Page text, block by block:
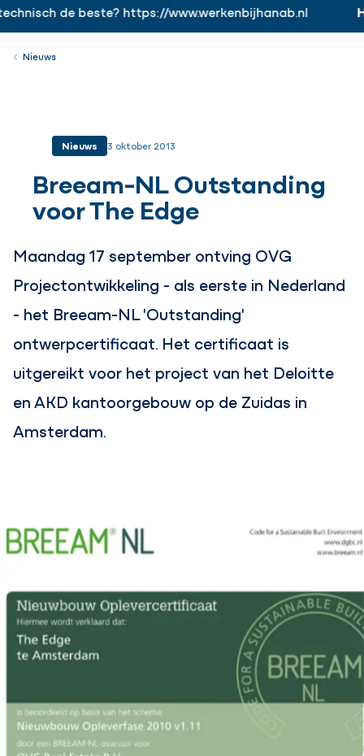
https://www.werkenbijhanab.nl
de beste? https://www.werkenbijhanab.nl
Werken bij
Nieuws
Nieuws 3 oktober 2013
Breeam-NL Outstanding
voor The Edge
Maandag 17 september ontving OVG
Projectontwikkeling - als eerste in Nederland
- het Breeam-NL 'Outstanding'
ontwerpcertificaat. Het certificaat is
uitgereikt voor het project van het Deloitte
en AKD kantoorgebouw op de Zuidas in
Amsterdam.